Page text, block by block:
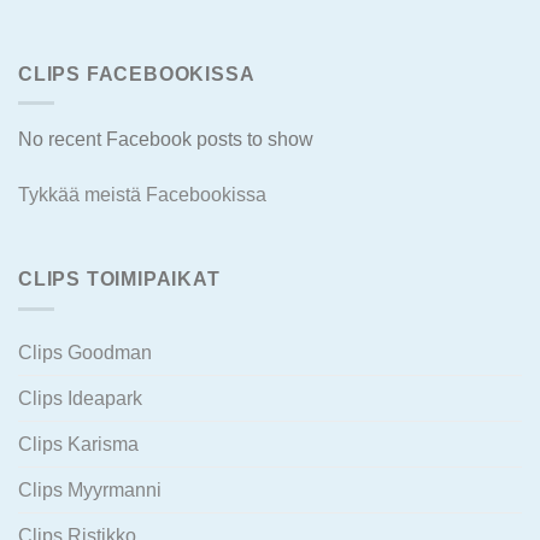
CLIPS FACEBOOKISSA
No recent Facebook posts to show
Tykkää meistä Facebookissa
CLIPS TOIMIPAIKAT
Clips Goodman
Clips Ideapark
Clips Karisma
Clips Myyrmanni
Clips Ristikko